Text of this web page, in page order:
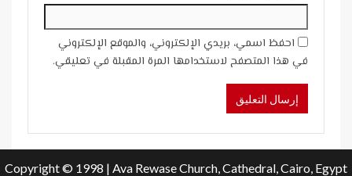
احفظ اسمي، بريدي الإلكتروني، والموقع الإلكتروني
في هذا المتصفح لاستخدامها المرة المقبلة في تعليقي.
Copyright © 1998 | Ava Rewase Church, Cathedral, Cairo, Egypt